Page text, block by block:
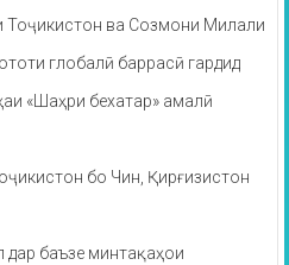
ва Созмони Милали
глобалӣ баррасӣ гардид
«Шаҳри бехатар» амалӣ
бо Чин, Қирғизистон
баъзе минтақаҳои